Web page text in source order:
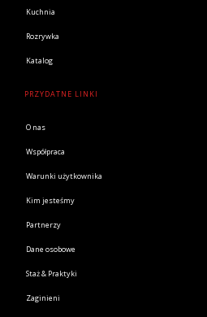
Kuchnia
Rozrywka
Katalog
PRZYDATNE LINKI
O nas
Współpraca
Warunki użytkownika
Kim jesteśmy
Partnerzy
Dane osobowe
Staż & Praktyki
Zaginieni